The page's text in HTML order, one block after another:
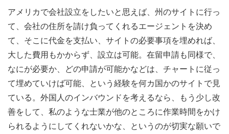
アメリカで会社設立をしたいと思えば、州のサイトに行っ
て、会社の住所を請け負ってくれるエージェントを決め
て、そこに代金を支払い、サイトの必要事項を埋めれば、
大した費用もかからず、設立は可能。在留申請も同様で、
なにが必要か、どの申請が可能かなどは、チャートに従っ
て埋めていけば可能、という経験を何カ国かのサイトで見
ている。外国人のインバウンドを考えるなら、もう少し改
善をして、私のような士業が他のところに作業時間をかけ
られるようにしてくれないかな、というのが切実な願いで